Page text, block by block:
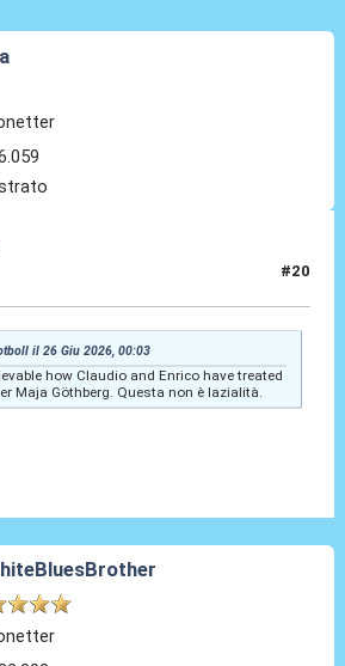
#20
il 26 Giu 2026, 00:03
how Claudio and Enrico have treated
Maja Göthberg. Questa non è lazialità.